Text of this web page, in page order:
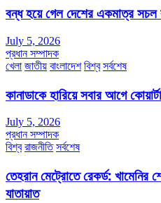
বন্ধ হয়ে গেল দেশের একমাত্র সচল
July 5, 2026
প্রধান সম্পাদক
খেলা জাতীয় বাংলাদেশ বিশ্ব সর্বশেষ
কানাডাকে হারিয়ে সবার আগে
July 5, 2026
প্রধান সম্পাদক
বিশ্ব রাজনীতি সর্বশেষ
তেহরান মেট্রোতে রেকর্ড: খামেনির
যাতায়াত